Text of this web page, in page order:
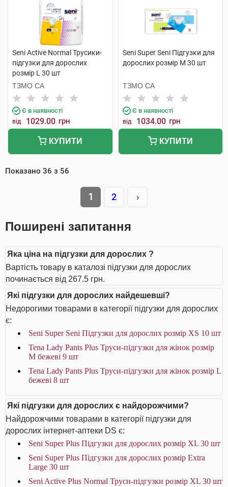
Seni Active Normal Трусики-
підгузки для дорослих
розмір L 30 шт
ТЗМО СА
Є в наявності
від 1029.00 грн
КУПИТИ
Seni Super Seni Підгузки для
дорослих розмір M 30 шт
ТЗМО СА
Є в наявності
від 1034.00 грн
КУПИТИ
Показано 36 з 56
1 2 ›
Поширені запитання
Яка ціна на підгузки для дорослих ?
Вартість товару в каталозі підгузки для дорослих
починається від 267.5 грн.
Які підгузки для дорослих найдешевші?
Недорогими товарами в категорії підгузки для дорослих
є:
Seni Super Seni Підгузки для дорослих розмір XS 10 шт
Tena Lady Pants Plus Труси-підгузки для жінок розмір
M бежеві 9 шт
Tena Lady Pants Plus Труси-підгузки для жінок розмір L
бежеві 8 шт
Які підгузки для дорослих є найдорожчими?
Найдорожчими товарами в категорії підгузки для
дорослих інтернет-аптеки DS є:
Seni Super Plus Підгузки для дорослих розмір ХL 30 шт
Seni Super Plus Підгузки для дорослих розмір Extra
Large 30 шт
Seni Active Plus Normal Труси-підгузки розмір XL 30 шт